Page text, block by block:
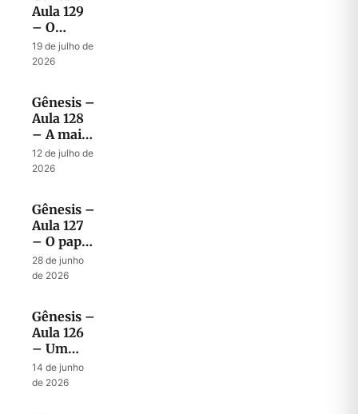
Aula 129
– O
Mistério
dos dois
19 de julho de
2026
Gênesis –
Aula 128
– A mais
surpreendente
bênção
12 de julho de
2026
Gênesis –
Aula 127
– O papel
Profético
de Jacó
os filhos
28 de junho
de 2026
Gênesis –
Aula 126
– Um
modelo
de bênção
14 de junho
de 2026